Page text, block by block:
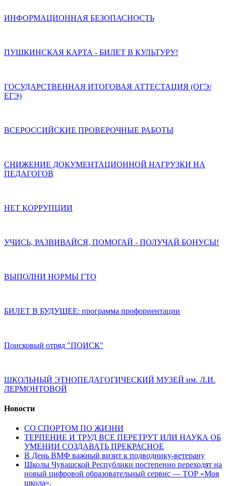
ИНФОРМАЦИОННАЯ БЕЗОПАСНОСТЬ
ПУШКИНСКАЯ КАРТА - БИЛЕТ В КУЛЬТУРУ!
ГОСУДАРСТВЕННАЯ ИТОГОВАЯ АТТЕСТАЦИЯ (ОГЭ/
ЕГЭ)
ВСЕРОССИЙСКИЕ ПРОВЕРОЧНЫЕ РАБОТЫ
СНИЖЕНИЕ ДОКУМЕНТАЦИОННОЙ НАГРУЗКИ НА
ПЕДАГОГОВ
НЕТ КОРРУПЦИИ
УЧИСЬ, РАЗВИВАЙСЯ, ПОМОГАЙ - ПОЛУЧАЙ БОНУСЫ!
ВЫПОЛНИ НОРМЫ ГТО
БИЛЕТ В БУДУЩЕЕ: программа профориентации
Поисковый отряд "ПОИСК"
ШКОЛЬНЫЙ ЭТНОПЕДАГОГИЧЕСКИЙ МУЗЕЙ им. Л.И.
ЛЕРМОНТОВОЙ
Новости
СО СПОРТОМ ПО ЖИЗНИ
ТЕРПЕНИЕ И ТРУД ВСЕ ПЕРЕТРУТ ИЛИ НАУКА ОБ
УМЕНИИ СОЗДАВАТЬ ПРЕКРАСНОЕ
В День ВМФ важный визит к подводнику-ветерану
Школы Чувашской Республики постепенно переходят на
новый цифровой образовательный сервис — ТОР «Моя
школа».